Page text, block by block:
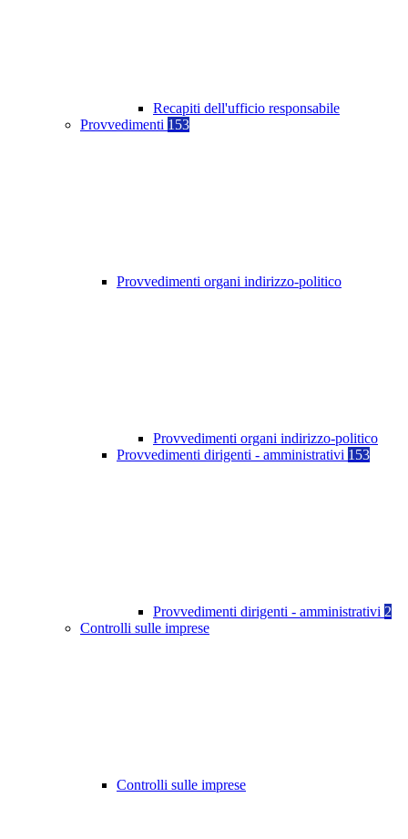
Recapiti dell'ufficio responsabile
Provvedimenti 153
Provvedimenti organi indirizzo-politico
Provvedimenti organi indirizzo-politico
Provvedimenti dirigenti - amministrativi 153
Provvedimenti dirigenti - amministrativi 2
Controlli sulle imprese
Controlli sulle imprese